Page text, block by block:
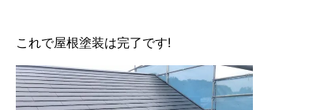
これで屋根塗装は完了です!